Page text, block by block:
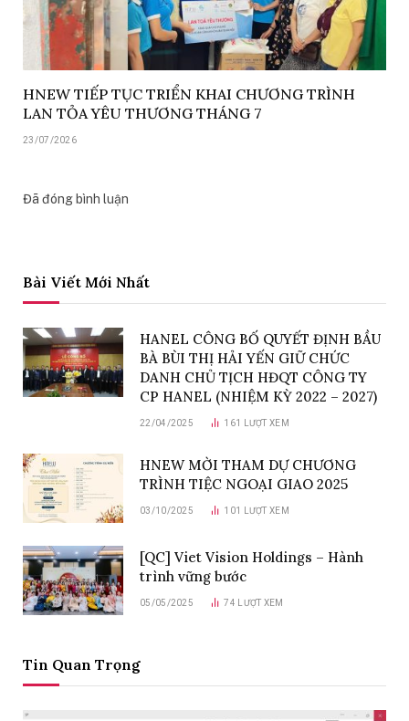
HNEW TIẾP TỤC TRIỂN KHAI CHƯƠNG TRÌNH
LAN TỎA YÊU THƯƠNG THÁNG 7
23/07/2026
Đã đóng bình luận
Bài Viết Mới Nhất
HANEL CÔNG BỐ QUYẾT ĐỊNH BẦU
BÀ BÙI THỊ HẢI YẾN GIỮ CHỨC
DANH CHỦ TỊCH HĐQT CÔNG TY
CP HANEL (NHIỆM KỲ 2022 – 2027)
22/04/2025 161 LƯỢT XEM
HNEW MỜI THAM DỰ CHƯƠNG
TRÌNH TIỆC NGOẠI GIAO 2025
03/10/2025 101 LƯỢT XEM
[QC] Viet Vision Holdings – Hành
trình vững bước
05/05/2025 74 LƯỢT XEM
Tin Quan Trọng